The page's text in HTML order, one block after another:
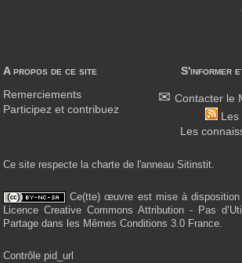
A propos de ce site
Remerciements
Participez et contribuez
S'informer
Contacter le
Les
Ce site respecte la charte de l'anneau Sitinstit.
Ce(tte) œuvre est mise à
Licence Creative Commons Attribution - Pas
Partage dans les Mêmes Conditions 3.0 France.
Contrôle pid_url